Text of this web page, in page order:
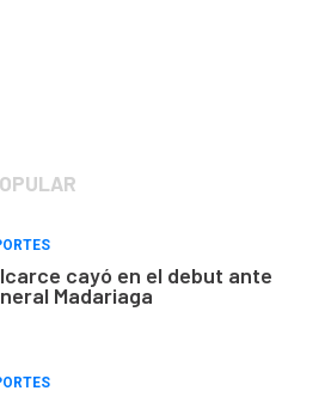
cayó en el debut ante
Madariaga